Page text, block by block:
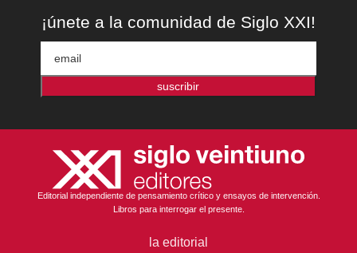
¡únete a la comunidad de Siglo XXI!
suscribir
Editorial independiente de pensamiento crítico y ensayos de intervención.
Libros para interrogar el presente.
la editorial